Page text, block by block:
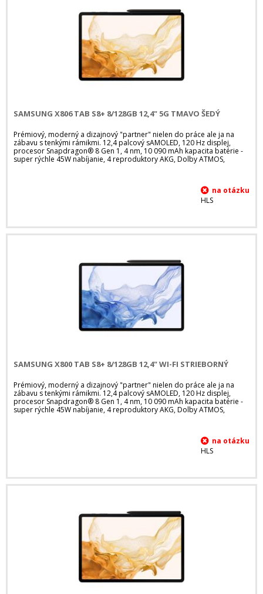
SAMSUNG X806 TAB S8+ 8/128GB 12,4" 5G TMAVO ŠEDÝ
Prémiový, moderný a dizajnový "partner" nielen do práce ale ja na
zábavu s tenkými rámikmi. 12,4 palcový sAMOLED, 120 Hz displej,
procesor Snapdragon® 8 Gen 1, 4 nm, 10 090 mAh kapacita batérie -
super rýchle 45W nabíjanie, 4 reproduktory AKG, Dolby ATMOS,
HLS
SAMSUNG X800 TAB S8+ 8/128GB 12,4" WI-FI STRIEBORNÝ
Prémiový, moderný a dizajnový "partner" nielen do práce ale ja na
zábavu s tenkými rámikmi. 12,4 palcový sAMOLED, 120 Hz displej,
procesor Snapdragon® 8 Gen 1, 4 nm, 10 090 mAh kapacita batérie -
super rýchle 45W nabíjanie, 4 reproduktory AKG, Dolby ATMOS,
HLS